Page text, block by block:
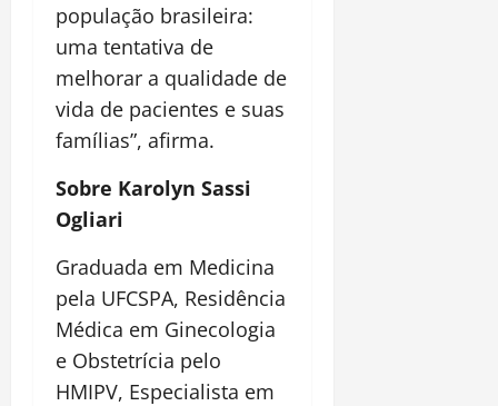
população brasileira:
uma tentativa de
melhorar a qualidade de
vida de pacientes e suas
famílias”, afirma.
Sobre Karolyn Sassi
Ogliari
Graduada em Medicina
pela UFCSPA, Residência
Médica em Ginecologia
e Obstetrícia pelo
HMIPV, Especialista em